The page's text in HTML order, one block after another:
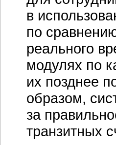
в
по
реального
модулях по
их позднее
образом,
за
транзитных